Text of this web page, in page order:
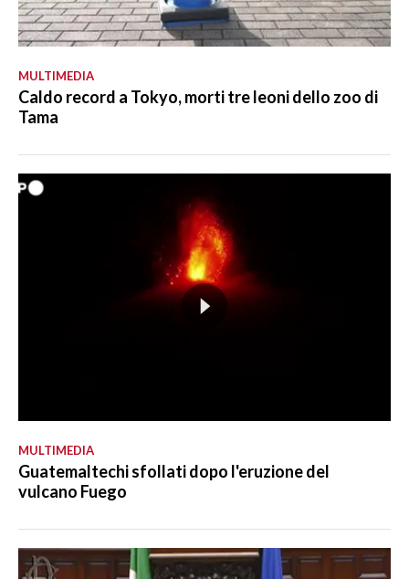
MULTIMEDIA
Caldo record a Tokyo, morti tre leoni dello zoo di
Tama
MULTIMEDIA
Guatemaltechi sfollati dopo l'eruzione del
vulcano Fuego